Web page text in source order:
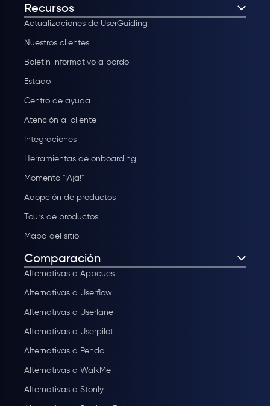
Recursos
Actualizaciones de UserGuiding
Nuestros clientes
Boletín informativo a bordo
Estado
Centro de ayuda
Atención al cliente
Integraciones
Herramientas de onboarding
Momento "¡Ajá!"
Adopción de productos
Tours de productos
Mapa del sitio
Comparación
Alternativas a Appcues
Alternativas a Userflow
Alternativas a Userlane
Alternativas a Userpilot
Alternativas a Pendo
Alternativas a WalkMe
Alternativas a Stonly